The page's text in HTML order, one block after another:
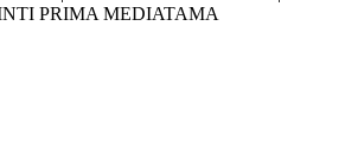
PRIMA MEDIATAMA